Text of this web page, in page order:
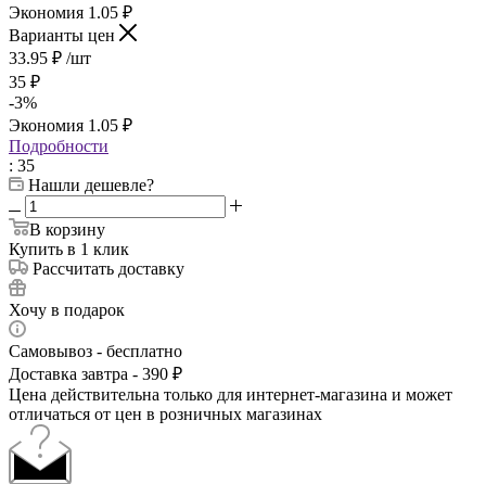
Экономия 1.05 ₽
Варианты цен
33.95 ₽ /шт
35 ₽
-3%
Экономия 1.05 ₽
Подробности
: 35
Нашли дешевле?
В корзину
Купить в 1 клик
Рассчитать доставку
Хочу в подарок
Самовывоз - бесплатно
Доставка завтра - 390 ₽
Цена действительна только для интернет-магазина и может
отличаться от цен в розничных магазинах